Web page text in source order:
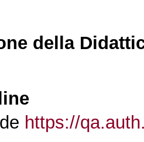
della
https://